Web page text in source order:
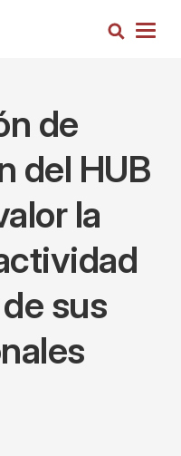
Busca
de
del HUB
la
sus